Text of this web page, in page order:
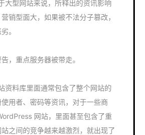
大型网站来说，所释出的资讯影响
销型面大，如果被不法分子篡改，
。
，重点服务器被带走。
资料库里面通常包含了整个网站的
用者、密码等资讯，对于一些商
网站，里面甚至包含了重
之间的竞争越来越激烈，就出现了